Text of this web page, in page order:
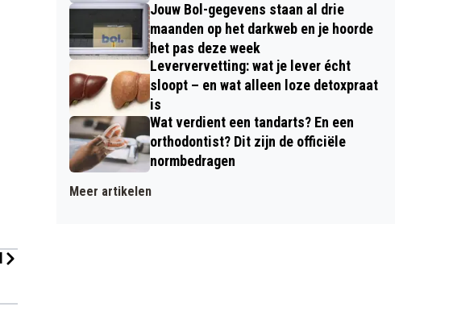
Jouw Bol-gegevens staan al drie
maanden op het darkweb en je hoorde
het pas deze week
Leververvetting: wat je lever écht
sloopt – en wat alleen loze detoxpraat
is
Wat verdient een tandarts? En een
orthodontist? Dit zijn de officiële
normbedragen
Meer artikelen